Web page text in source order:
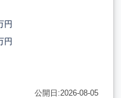
円
円
公開日:2026-08-05